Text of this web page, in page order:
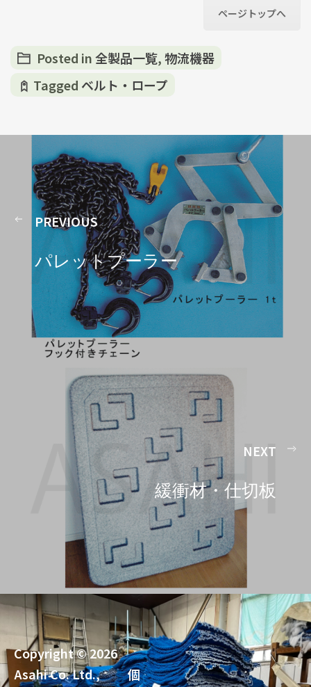
ページトップへ
Posted in 全製品一覧 物流機器
Tagged ベルト・ロープ
PREVIOUS
パレットプーラー
NEXT
緩衝材・仕切板
Copyright © 2026
Asahi Co. Ltd.,個